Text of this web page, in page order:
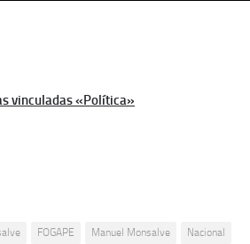
vinculadas «Política»
FOGAPE Manuel Monsalve
Nacional